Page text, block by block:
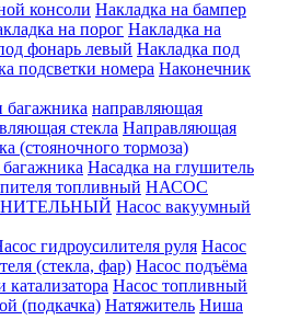
консоли Накладка на бампер
на порог Накладка на
фонарь левый Накладка под
подсветки номера Наконечник
направляющая
стекла Направляющая
(стояночного тормоза)
Насадка на глушитель
топливный НАСОС
Насос вакуумный
гидроусилителя руля Насос
(стекла, фар) Насос подъёма
Насос топливный
(подкачка) Натяжитель Ниша